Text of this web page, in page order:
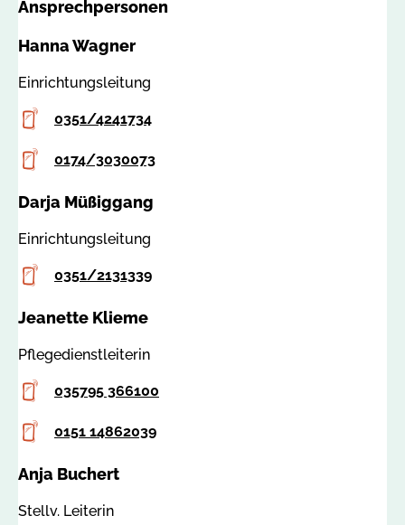
t
g
@
s
-
r
e
d
n
k
m
e
z
d
a
7
8
1
Ansprechpersonen
Hanna Wagner
Einrichtungsleitung
Telefon
0351/4241734
Mobilfunknummer
0174/3030073
Darja Müßiggang
Einrichtungsleitung
Telefon
0351/2131339
Jeanette Klieme
Pflegedienstleiterin
Telefon
035795 366100
Mobilfunknummer
0151 14862039
Anja Buchert
Stellv. Leiterin